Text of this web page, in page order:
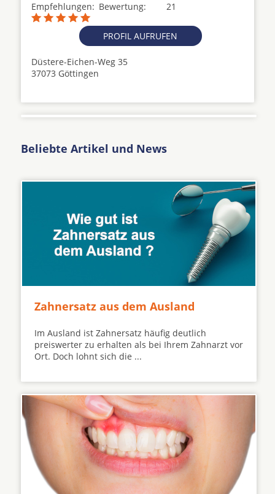
Empfehlungen: 21
Bewertung:
PROFIL AUFRUFEN
Düstere-Eichen-Weg 35
37073 Göttingen
Beliebte Artikel und News
Zahnersatz aus dem Ausland
Im Ausland ist Zahnersatz häufig deutlich
preiswerter zu erhalten als bei Ihrem Zahnarzt vor
Ort. Doch lohnt sich die ...